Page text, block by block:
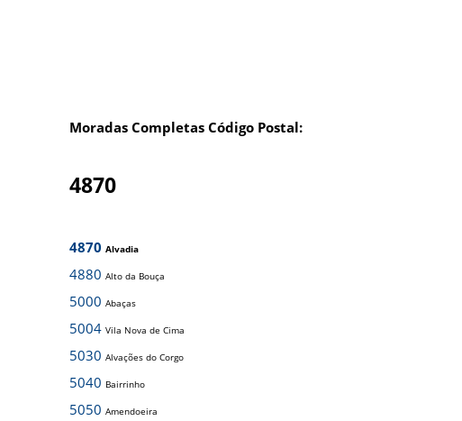
Moradas Completas Código Postal:
4870
4870 Alvadia
4880 Alto da Bouça
5000 Abaças
5004 Vila Nova de Cima
5030 Alvações do Corgo
5040 Bairrinho
5050 Amendoeira